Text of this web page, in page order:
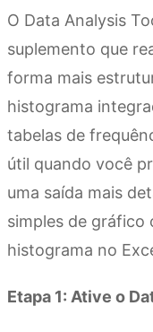
O Data Analysis
suplemento que
forma mais
histograma
tabelas de
útil quando você
uma saída mais
simples de gráfico
histograma no
Etapa 1: Ative o